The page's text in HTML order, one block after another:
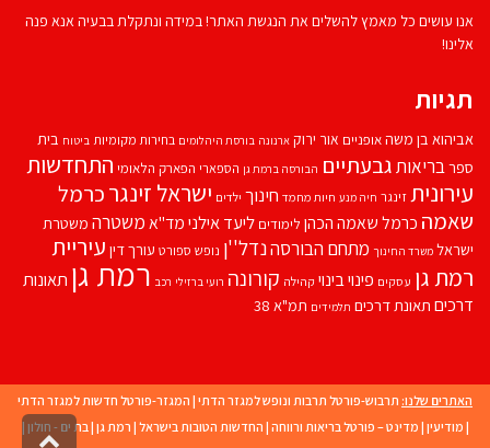
אנו עושים כל מאמץ להשלים את הנגשת האתר! במידה ונתקלת בבעיה אנא פנה
אלינו!
תגיות
אביהוא בן משהאופניים אור ירוק ארנונה בורסת היהלומים בחירות מקומיות ביטוח בית
ספרבריאותגבעתיים הבורסה ברמת גן הספארי הפארק הלאומי התחדשות
עירונית זינגר חיה מנע חיות מחמד חינוך ילדים ישראל זינגרכרמל
שאמה כרמל שאמה הכהן לימודים ליעד אילנימד''אמשטרה משטרת
ישראל משרד החינוך מתחם הבורסהנדל''ן נופש ספורט עורך דין עיריית
רמת גן עסקים פינוי בינוי קהילה קורונה רועי ברזילי רכב רמת גן תאונות
דרכים תאונת דרכים תלמידים תמ"א 38
האתרים שלנו: תרבוש-פורטל תרבות ונופש למגזר הדתי | המגזר-פורטל חדשות למגזר הדתי
| מודיעין | מדינט – פורטל בריאות ורווחה | החדשות הטובות בישראל | רמת גן | בת ים - חולון |